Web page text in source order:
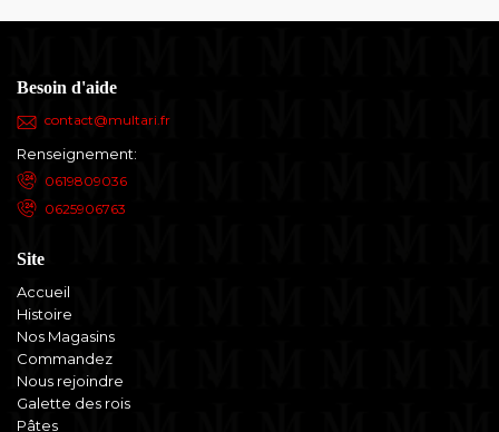
Besoin d'aide
contact@multari.fr
Renseignement:
0619809036
0625906763
Site
Accueil
Histoire
Nos Magasins
Commandez
Nous rejoindre
Galette des rois
Pâtes